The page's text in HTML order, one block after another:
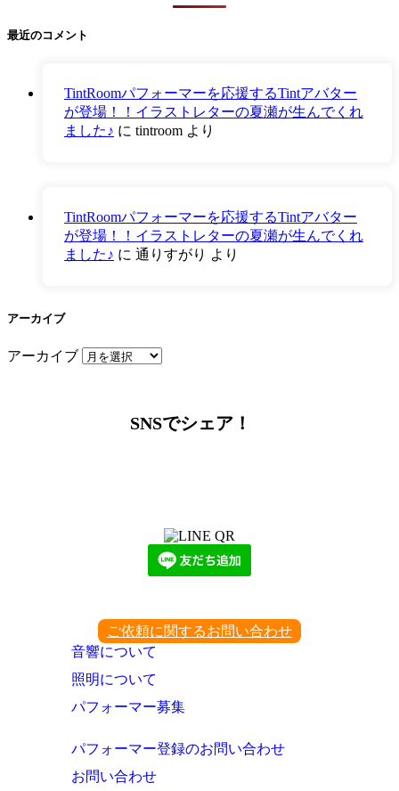
最近のコメント
TintRoomパフォーマーを応援するTintアバター
が登場！！イラストレターの夏瀬が生んでくれ
ました♪ に tintroom より
TintRoomパフォーマーを応援するTintアバター
が登場！！イラストレターの夏瀬が生んでくれ
ました♪ に 通りすがり より
アーカイブ
アーカイブ
SNSでシェア！
ご依頼に関するお問い合わせ
音響について
照明について
パフォーマー募集
パフォーマー登録のお問い合わせ
お問い合わせ